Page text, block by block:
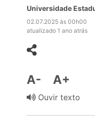
Universidade
02.07.2025 às 00h00
atualizado 1 ano atrás
A- A+
Ouvir texto